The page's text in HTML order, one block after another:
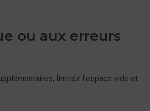
ou aux erreurs
limitez l’espace vide et